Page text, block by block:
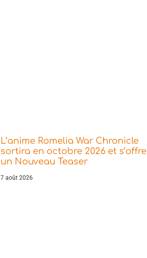
L’anime Romelia War Chronicle
sortira en octobre 2026 et s’offre
un Nouveau Teaser
7 août 2026